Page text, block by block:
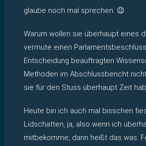
glaube noch mal sprechen. 😉
Warum wollen sie überhaupt eines
vermute einen
Entscheidung beauftragten
Methoden im Abschlussbericht
sie für den Stuss überhaupt Zeit
Heute bin ich auch mal bisschen
Lidschatten, ja, also wenn ich
mitbekomme, dann heißt das was.